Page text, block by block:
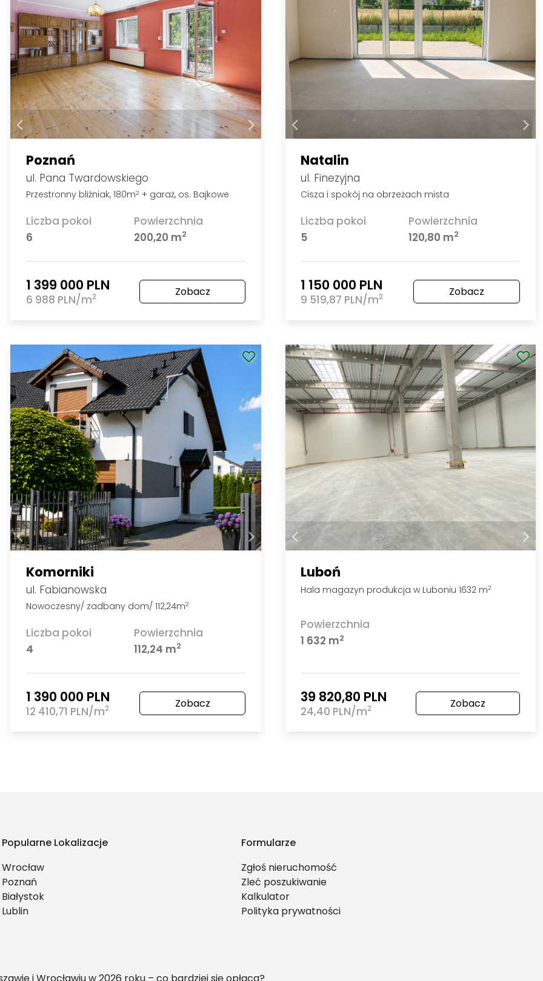
Poznań
ul. Pana Twardowskiego
Przestronny bliźniak, 180m2 + garaż, os. Bajkowe
Liczba pokoi
6
Powierzchnia
200,20 m2
1 399 000 PLN
6 988 PLN/m2 Zobacz
Natalin
ul. Finezyjna
Cisza i spokój na obrzeżach mista
Liczba pokoi
5
Powierzchnia
120,80 m2
1 150 000 PLN
9 519,87 PLN/m2 Zobacz
Komorniki
ul. Fabianowska
Nowoczesny/ zadbany dom/ 112,24m2
Liczba pokoi
4
Powierzchnia
112,24 m2
1 390 000 PLN
12 410,71 PLN/m2 Zobacz
Luboń
Hala magazyn produkcja w Luboniu 1632 m2
Powierzchnia
1 632 m2
39 820,80 PLN
24,40 PLN/m2 Zobacz
Popularne Lokalizacje
Wrocław
Poznań
Białystok
Lublin
Formularze
Zgłoś nieruchomość
Zleć poszukiwanie
Kalkulator
Polityka prywatności